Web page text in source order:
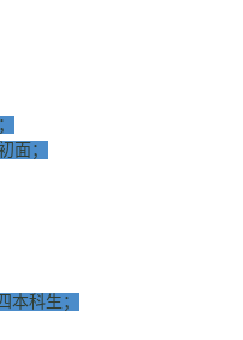
面；
本科生；